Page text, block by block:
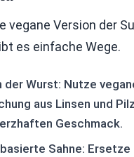
vegane Version der
es einfache Wege.
der Wurst: Nutze
aus Linsen und
Geschmack.
Sahne: Ersetze